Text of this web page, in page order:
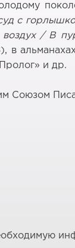
с
/ В
в
и др.
Союзом